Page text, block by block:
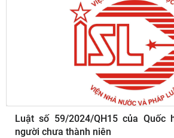
Luật số 59/2024/QH15 của Quốc
người chưa thành niên